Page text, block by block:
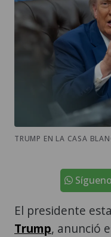
TRUMP EN LA CASA
El presidente
Trump, anunció